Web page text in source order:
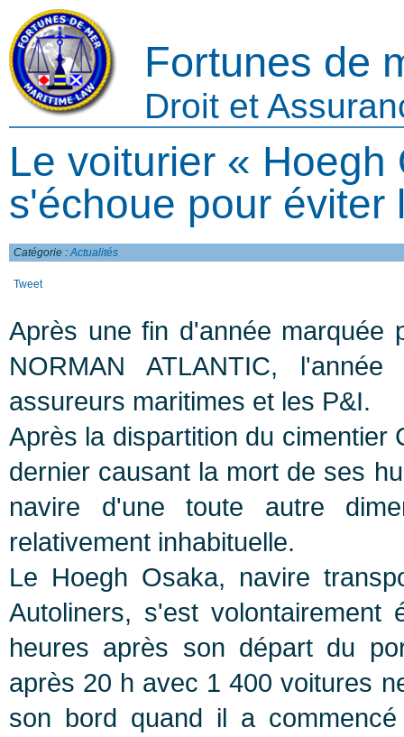
Fortunes de
Droit et
Le voiturier « Hoegh
s'échoue pour éviter
Catégorie :Actualités
Tweet
Après une fin d'année marquée
NORMAN ATLANTIC,
assureurs maritimes et les P&I.
Après la dispartition du cimentier
dernier causant la mort de ses
navire d'une toute autre
relativement inhabituelle.
Le Hoegh Osaka, navire
Autoliners, s'est
heures après son départ du
après 20 h avec 1 400 voitures
son bord quand il a